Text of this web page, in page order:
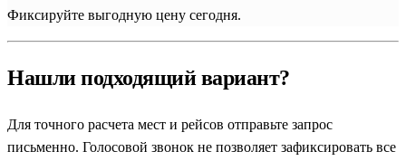
Фиксируйте выгодную цену сегодня.
Нашли подходящий вариант?
Для точного расчета мест и рейсов отправьте запрос
письменно. Голосовой звонок не позволяет зафиксировать все